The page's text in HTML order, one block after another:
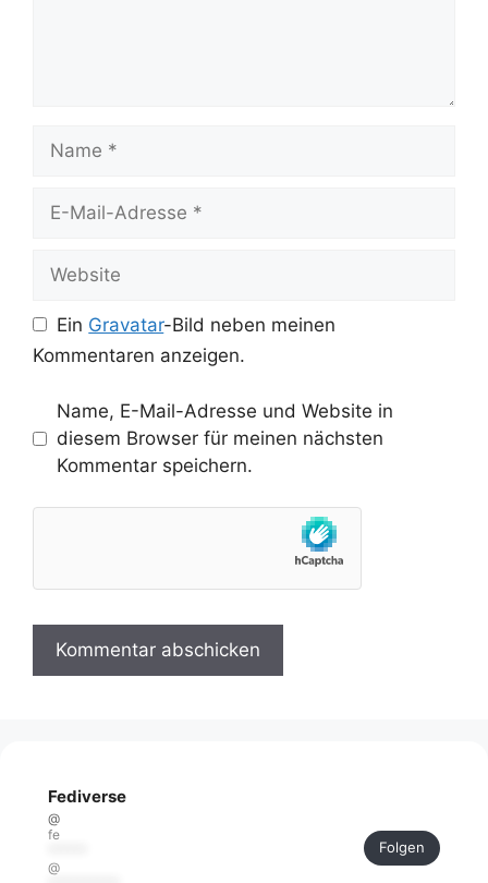
Name
Website
Ein Gravatar-Bild neben meinen
Kommentaren anzeigen.
Name, E-Mail-Adresse und Website in
diesem Browser für meinen nächsten
Kommentar speichern.
Fediverse
@
fe
@
Folgen